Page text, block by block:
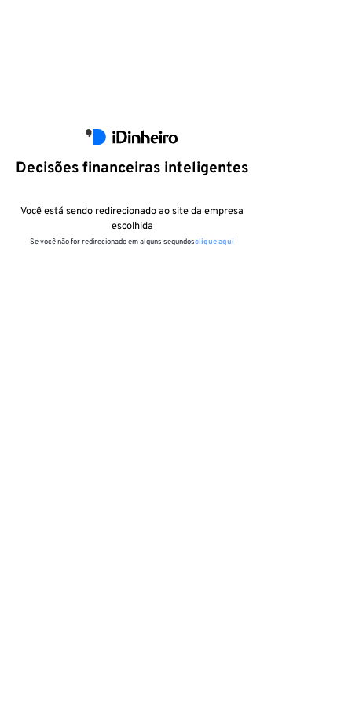
Decisões financeiras inteligentes
Você está sendo redirecionado ao site da empresa
escolhida
Se você não for redirecionado em alguns segundosclique aqui